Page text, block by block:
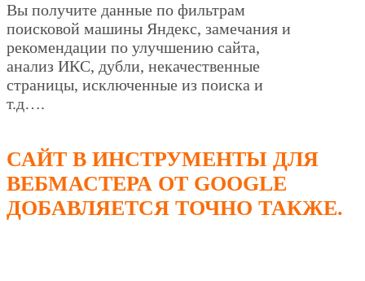
Вы получите данные по фильтрам
поисковой машины Яндекс, замечания и
рекомендации по улучшению сайта,
анализ ИКС, дубли, некачественные
страницы, исключенные из поиска и
т.д….
САЙТ В ИНСТРУМЕНТЫ ДЛЯ
ВЕБМАСТЕРА ОТ GOOGLE
ДОБАВЛЯЕТСЯ ТОЧНО ТАКЖЕ.